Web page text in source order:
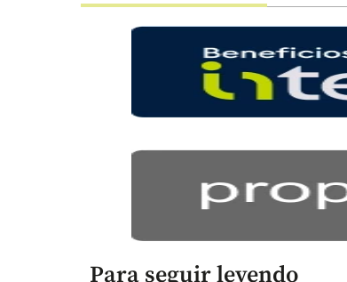
Para seguir leyendo